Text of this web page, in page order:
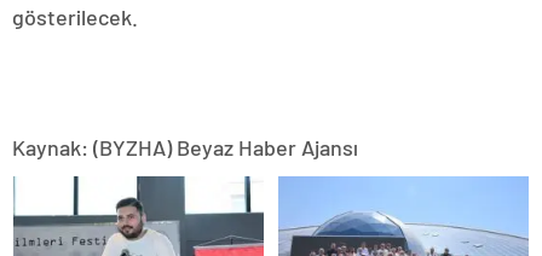
gösterilecek.
Kaynak: (BYZHA) Beyaz Haber Ajansı